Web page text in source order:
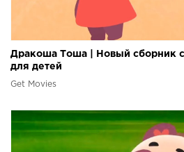
Дракоша Тоша | Новый сборник
для детей
Get Movies